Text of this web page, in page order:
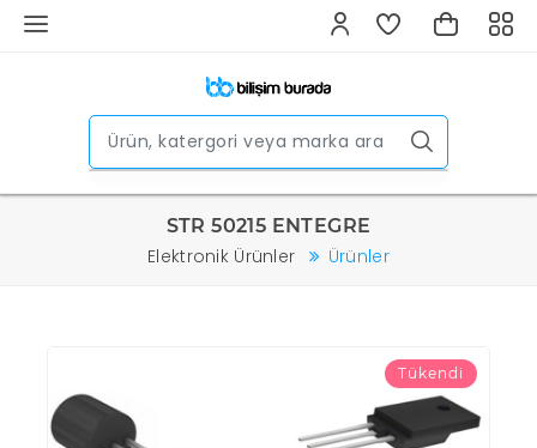
STR 50215 ENTEGRE
Elektronik Ürünler Ürünler
Tükendi